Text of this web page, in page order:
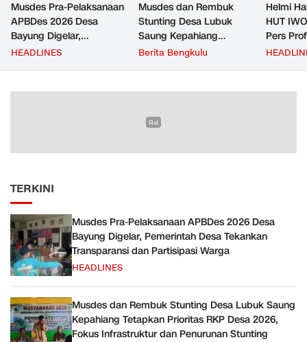
Musdes Pra-Pelaksanaan
APBDes 2026 Desa
Bayung Digelar,
Pemerintah Desa
HEADLINES
Musdes dan Rembuk
Stunting Desa Lubuk
Saung Kepahiang
Tetapkan Prioritas RKP
Penurunan Stunting
Berita Bengkulu
Helmi
HUT
Pers
TERKINI
Musdes Pra-Pelaksanaan APBDes 2026 Desa
Bayung Digelar, Pemerintah Desa Tekankan
Transparansi dan Partisipasi Warga
HEADLINES
Musdes dan Rembuk Stunting Desa Lubuk Saung
Kepahiang Tetapkan Prioritas RKP Desa 2026,
Fokus Infrastruktur dan Penurunan Stunting